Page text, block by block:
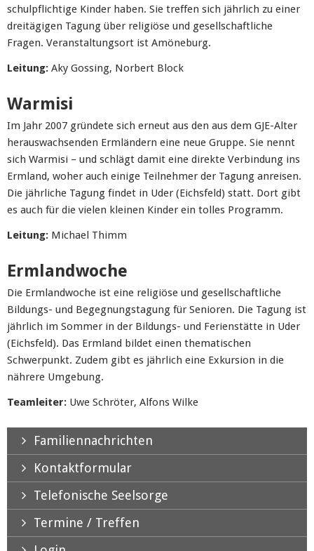
schulpflichtige Kinder haben. Sie treffen sich jährlich zu einer
dreitägigen Tagung über religiöse und gesellschaftliche
Fragen. Veranstaltungsort ist Amöneburg.
Leitung: Aky Gossing, Norbert Block
Warmisi
Im Jahr 2007 gründete sich erneut aus den aus dem GJE-Alter
herauswachsenden Ermländern eine neue Gruppe. Sie nennt
sich Warmisi – und schlägt damit eine direkte Verbindung ins
Ermland, woher auch einige Teilnehmer der Tagung anreisen.
Die jährliche Tagung findet in Uder (Eichsfeld) statt. Dort gibt
es auch für die vielen kleinen Kinder ein tolles Programm.
Leitung: Michael Thimm
Ermlandwoche
Die Ermlandwoche ist eine religiöse und gesellschaftliche
Bildungs- und Begegnungstagung für Senioren. Die Tagung ist
jährlich im Sommer in der Bildungs- und Ferienstätte in Uder
(Eichsfeld). Das Ermland bildet einen thematischen
Schwerpunkt. Zudem gibt es jährlich eine Exkursion in die
nährere Umgebung.
Teamleiter: Uwe Schröter, Alfons Wilke
Familiennachrichten
Kontaktformular
Telefonische Seelsorge
Termine / Treffen